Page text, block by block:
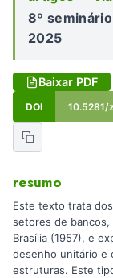
8º
2025
Baixar PDF
DOI 10.5281/
resumo
Este texto trata
setores de bancos,
Brasília (1957), e
desenho unitário e
estruturas. Este